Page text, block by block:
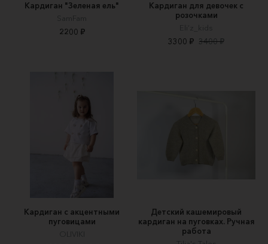
Кардиган "Зеленая ель"
SamFam
2200 ₽
Кардиган для девочек с
розочками
Eli’z_kids
3300 ₽ 3400 ₽
Кардиган с акцентными
пуговицами
OLIVIKI
Детский кашемировый
кардиган на пуговках. Ручная
работа